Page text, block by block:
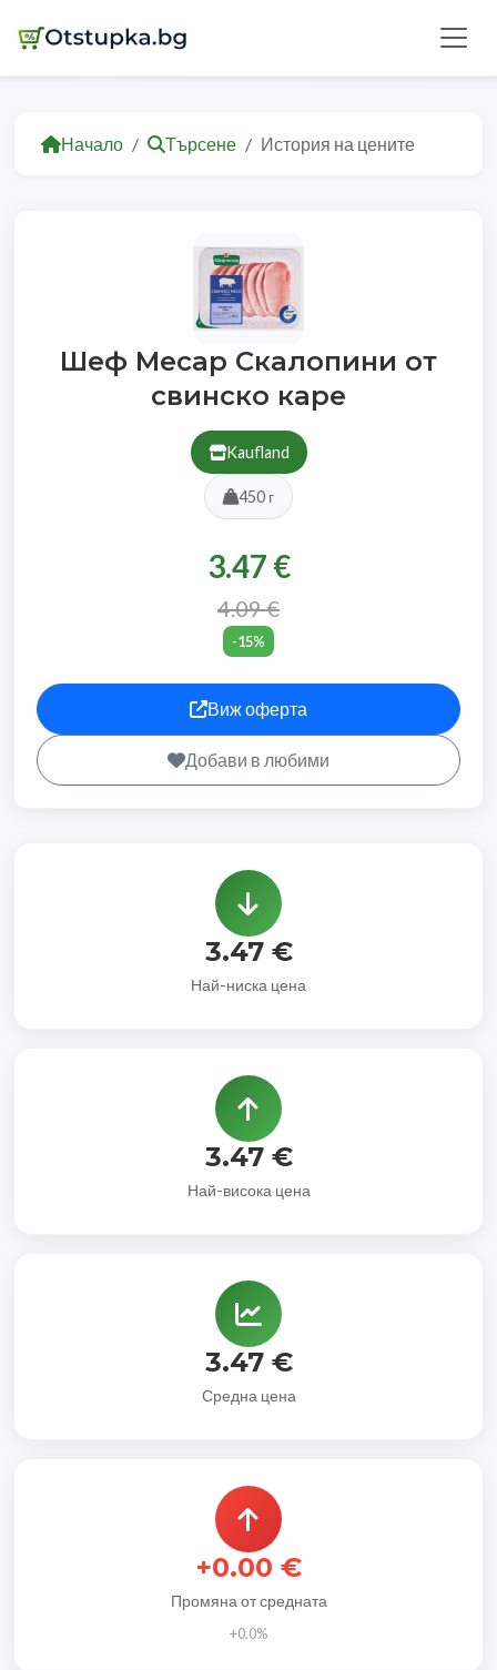
Начало Търсене История на цените
Шеф Месар Скалопини от
свинско каре
Kaufland
450 г
3.47 €
4.09 €
-15%
Виж оферта
Добави в любими
3.47 €
Най-ниска цена
3.47 €
Най-висока цена
3.47 €
Средна цена
+0.00 €
Промяна от средната
+0.0%